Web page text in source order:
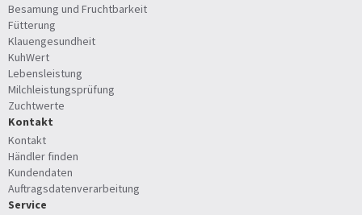
Besamung und Fruchtbarkeit
Fütterung
Klauengesundheit
KuhWert
Lebensleistung
Milchleistungsprüfung
Zuchtwerte
Kontakt
Kontakt
Händler finden
Kundendaten
Auftragsdatenverarbeitung
Service